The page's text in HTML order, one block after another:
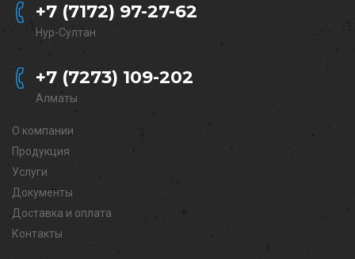
+7 (7172) 97-27-62
Нур-Султан
+7 (7273) 109-202
Алматы
О компании
Продукция
Услуги
Документы
Доставка и оплата
Контакты